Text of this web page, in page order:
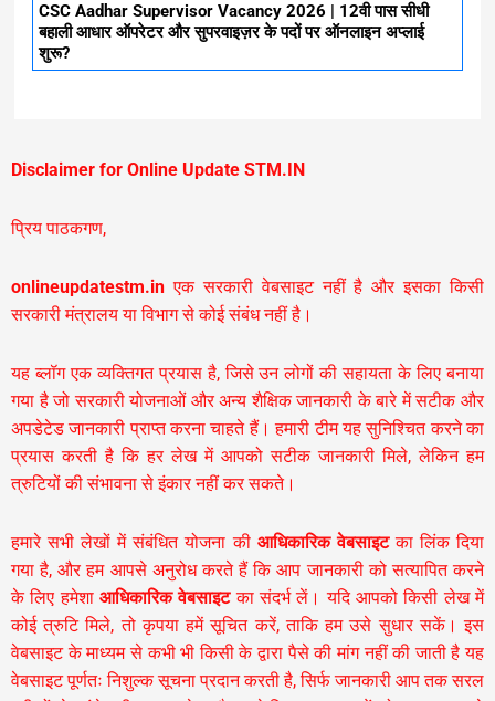
CSC Aadhar Supervisor Vacancy 2026 | 12वी पास सीधी
बहाली आधार ऑपरेटर और सुपरवाइज़र के पदों पर ऑनलाइन अप्लाई
शुरू?
Disclaimer for Online Update STM.IN
प्रिय पाठकगण,
onlineupdatestm.in एक सरकारी वेबसाइट नहीं है और इसका किसी
सरकारी मंत्रालय या विभाग से कोई संबंध नहीं है।
यह ब्लॉग एक व्यक्तिगत प्रयास है, जिसे उन लोगों की सहायता के लिए बनाया
गया है जो सरकारी योजनाओं और अन्य शैक्षिक जानकारी के बारे में सटीक और
अपडेटेड जानकारी प्राप्त करना चाहते हैं। हमारी टीम यह सुनिश्चित करने का
प्रयास करती है कि हर लेख में आपको सटीक जानकारी मिले, लेकिन हम
त्रुटियों की संभावना से इंकार नहीं कर सकते।
हमारे सभी लेखों में संबंधित योजना की आधिकारिक वेबसाइटका लिंक दिया
गया है, और हम आपसे अनुरोध करते हैं कि आप जानकारी को सत्यापित करने
के लिए हमेशा आधिकारिक वेबसाइटका संदर्भ लें। यदि आपको किसी लेख में
कोई त्रुटि मिले, तो कृपया हमें सूचित करें, ताकि हम उसे सुधार सकें। इस
वेबसाइट के माध्यम से कभी भी किसी के द्वारा पैसे की मांग नहीं की जाती है यह
वेबसाइट पूर्णतः निशुल्क सूचना प्रदान करती है,सिर्फ जानकारी आप तक सरल